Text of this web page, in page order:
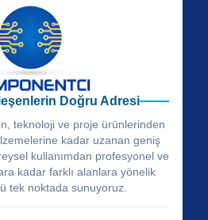
Doğru Adresi
teknoloji ve proje ürünlerinden
kadar uzanan geniş
kullanımdan profesyonel ve
kadar farklı alanlara yönelik
tek noktada sunuyoruz.